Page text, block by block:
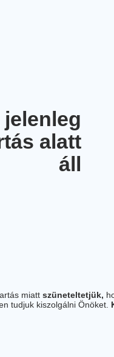
alatt
áll
miatt szüneteltetjük,
tudjuk kiszolgálni Önöket.